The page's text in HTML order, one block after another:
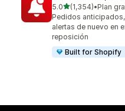
5.0de 5 estrellas
(1,354)
1354 reseñas en total
•Plan
Pedidos
alertas de nuevo en
reposición
Built for Shopify